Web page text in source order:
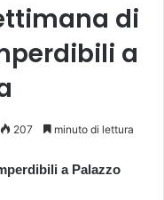
di
a
207 minuto di lettura
a Palazzo